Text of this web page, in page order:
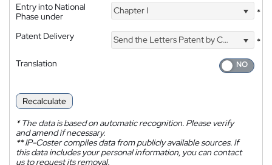
Entry into National
Phase under
Chapter I *
Patent Delivery Send the Letters Patent by Courier
*
Translation
Recalculate
*The data is based on automatic recognition. Please verify
and amend if necessary.
**IP-Coster compiles data from publicly available sources. If
this data includes your personal information, you can contact
us to request its removal.